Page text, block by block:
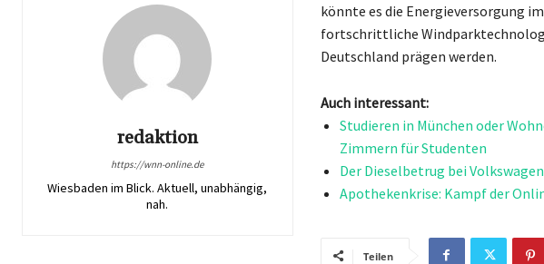
redaktion
https://wnn-online.de
Wiesbaden im Blick. Aktuell, unabhängig,
nah.
könnte es die Energieversorgung
fortschrittliche
Deutschland prägen werden.
Auch interessant:
Studieren in München oder
Zimmern für Studenten
Der Dieselbetrug bei
Apothekenkrise: Kampf der
Teilen